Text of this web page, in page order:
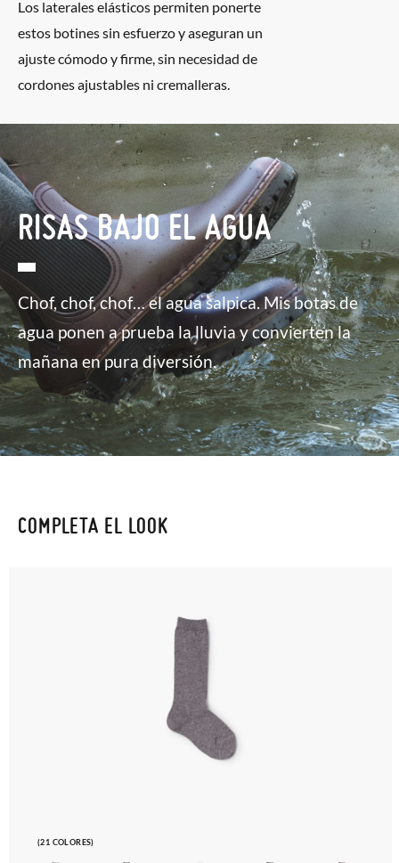
Los laterales elásticos permiten ponerte
estos botines sin esfuerzo y aseguran un
ajuste cómodo y firme, sin necesidad de
cordones ajustables ni cremalleras.
RISAS BAJO EL AGUA
Chof, chof, chof… el agua salpica. Mis botas de
agua ponen a prueba la lluvia y convierten la
mañana en pura diversión.
COMPLETA EL LOOK
(21 COLORES)